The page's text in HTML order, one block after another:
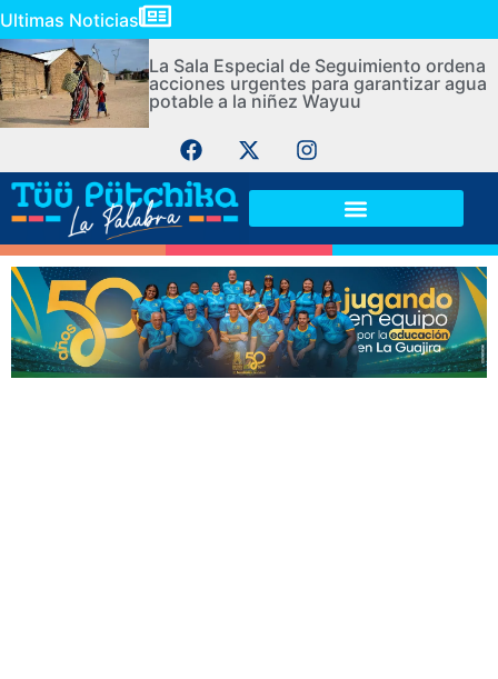
Ultimas Noticias
La Sala Especial de Seguimiento ordena
acciones urgentes para garantizar agua
potable a la niñez Wayuu